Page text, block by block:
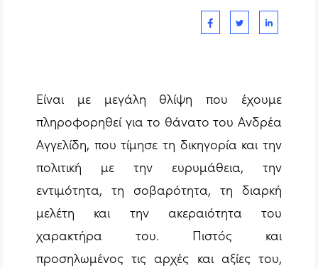
Είναι με μεγάλη θλίψη που έχουμε
πληροφορηθεί για το θάνατο του Ανδρέα
Αγγελίδη, που τίμησε τη δικηγορία και την
πολιτική με την ευρυμάθεια, την
εντιμότητα, τη σοβαρότητα, τη διαρκή
μελέτη και την ακεραιότητα του
χαρακτήρα του. Πιστός και
προσηλωμένος τις αρχές και αξίες του,